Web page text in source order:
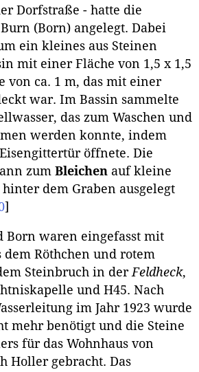
Dorfstraße - hatte die
(Born) angelegt. Dabei
ein kleines aus Steinen
mit einer Fläche von 1,5 x 1,5
von ca. 1 m, das mit einer
war. Im Bassin sammelte
das zum Waschen und
werden konnte, indem
öffnete. Die
zum Bleichen auf kleine
dem Graben ausgelegt
]
Born waren eingefasst mit
dem Röthchen und rotem
Steinbruch in derFeldheck,
und H45. Nach
im Jahr 1923 wurde
mehr benötigt und die Steine
für das Wohnhaus von
Holler gebracht. Das